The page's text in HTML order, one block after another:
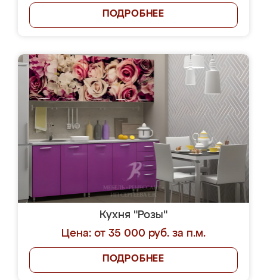
ПОДРОБНЕЕ
Кухня "Розы"
Цена: от 35 000 руб. за п.м.
ПОДРОБНЕЕ